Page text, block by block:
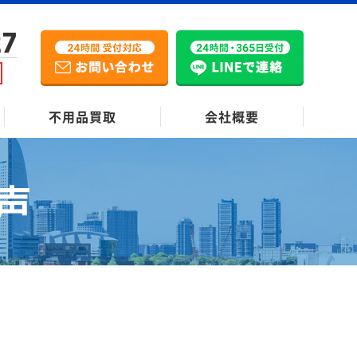
不用品買取 会社概要